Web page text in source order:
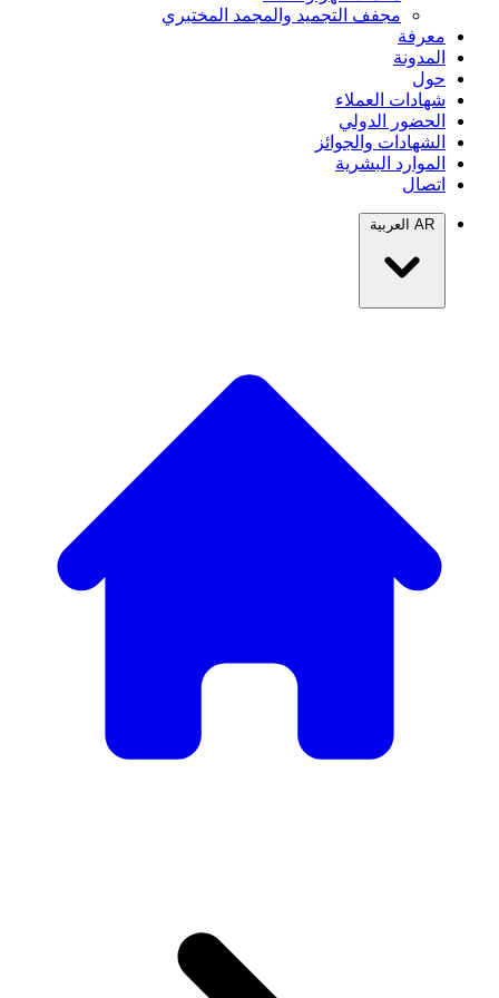
مجفف التجميد والمجمد المختبري
معرفة
المدونة
حول
شهادات العملاء
الحضور الدولي
الشهادات والجوائز
الموارد البشرية
اتصال
AR العربية